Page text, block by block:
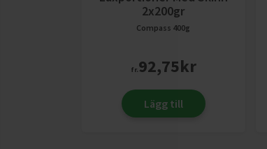
2x200gr
Compass 400g
fr.92,75kr
Lägg till